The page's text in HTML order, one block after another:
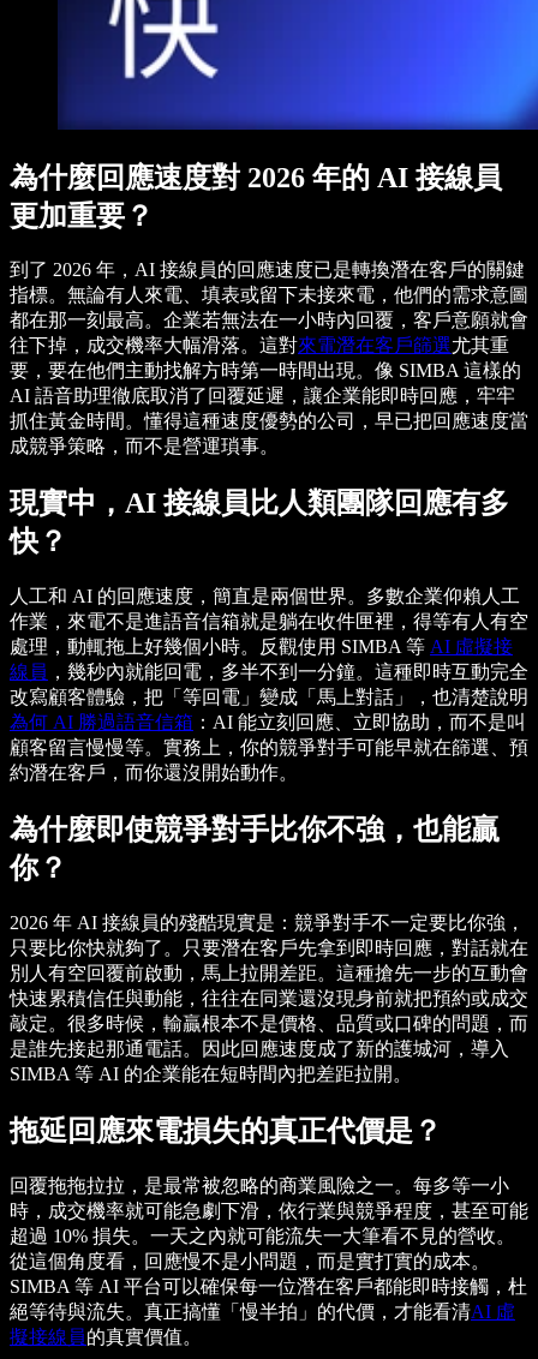
為什麼回應速度對 2026 年的 AI 接線員
更加重要？
到了 2026 年，AI 接線員的回應速度已是轉換潛在客戶的關鍵
指標。無論有人來電、填表或留下未接來電，他們的需求意圖
都在那一刻最高。企業若無法在一小時內回覆，客戶意願就會
往下掉，成交機率大幅滑落。這對來電潛在客戶篩選尤其重
要，要在他們主動找解方時第一時間出現。像 SIMBA 這樣的
AI 語音助理徹底取消了回覆延遲，讓企業能即時回應，牢牢
抓住黃金時間。懂得這種速度優勢的公司，早已把回應速度當
成競爭策略，而不是營運瑣事。
現實中，AI 接線員比人類團隊回應有多
快？
人工和 AI 的回應速度，簡直是兩個世界。多數企業仰賴人工
作業，來電不是進語音信箱就是躺在收件匣裡，得等有人有空
處理，動輒拖上好幾個小時。反觀使用 SIMBA 等 AI 虛擬接
線員 ，幾秒內就能回電，多半不到一分鐘。這種即時互動完全
改寫顧客體驗，把「等回電」變成「馬上對話」，也清楚說明
為何 AI 勝過語音信箱 ：AI 能立刻回應、立即協助，而不是叫
顧客留言慢慢等。實務上，你的競爭對手可能早就在篩選、預
約潛在客戶，而你還沒開始動作。
為什麼即使競爭對手比你不強，也能贏
你？
2026 年 AI 接線員的殘酷現實是：競爭對手不一定要比你強，
只要比你快就夠了。只要潛在客戶先拿到即時回應，對話就在
別人有空回覆前啟動，馬上拉開差距。這種搶先一步的互動會
快速累積信任與動能，往往在同業還沒現身前就把預約或成交
敲定。很多時候，輸贏根本不是價格、品質或口碑的問題，而
是誰先接起那通電話。因此回應速度成了新的護城河，導入
SIMBA 等 AI 的企業能在短時間內把差距拉開。
拖延回應來電損失的真正代價是？
回覆拖拖拉拉，是最常被忽略的商業風險之一。每多等一小
時，成交機率就可能急劇下滑，依行業與競爭程度，甚至可能
超過 10% 損失。一天之內就可能流失一大筆看不見的營收。
從這個角度看，回應慢不是小問題，而是實打實的成本。
SIMBA 等 AI 平台可以確保每一位潛在客戶都能即時接觸，杜
絕等待與流失。真正搞懂「慢半拍」的代價，才能看清AI 虛
擬接線員的真實價值。